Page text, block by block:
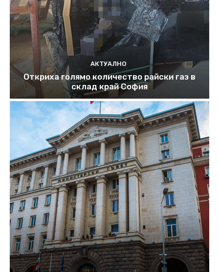
АКТУАЛНО
Откриха голямо количество райски газ в
склад край София